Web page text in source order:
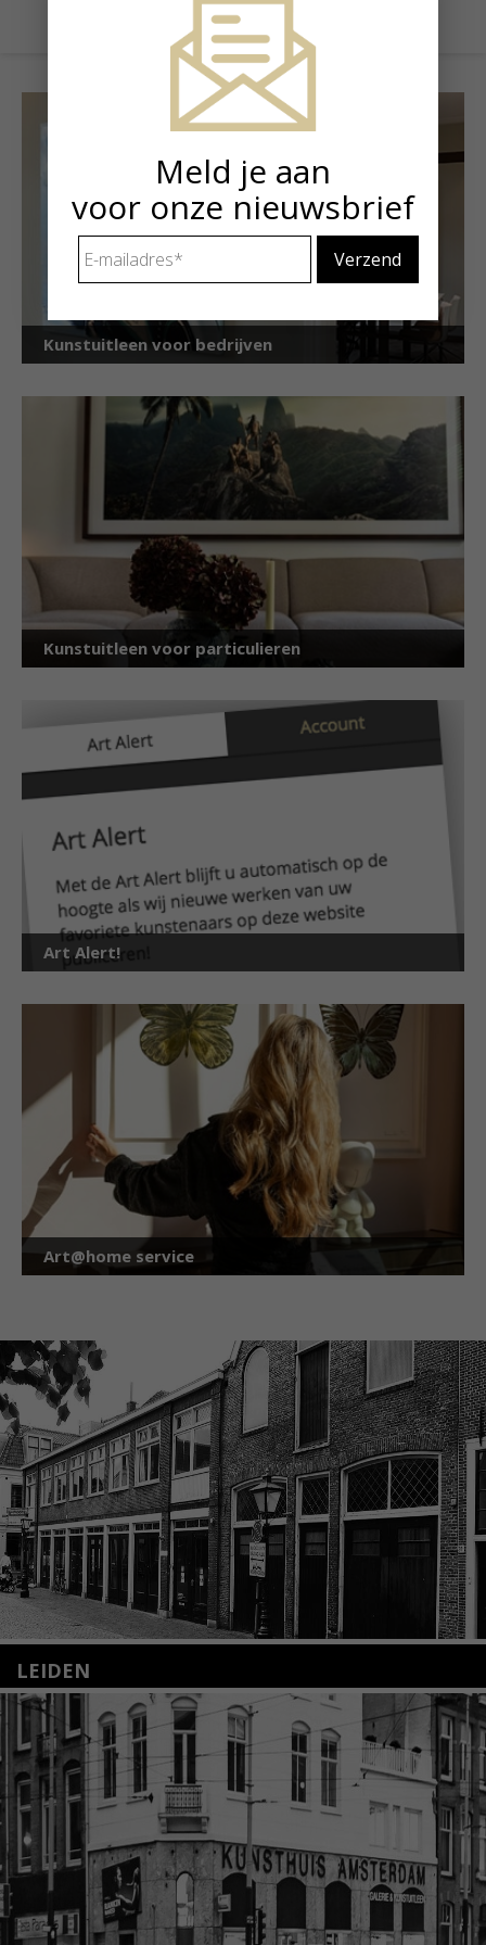
Kunstuitleen voor bedrijven
Kunstuitleen voor particulieren
Art Alert!
Art@home service
LEIDEN
Nieuwstraat 35
2312 KA Leiden
+31(0)71 – 52 84 480
info@kunsthuisleiden.nl
Lees meer
Meld je aan
voor onze nieuwsbrief
mailadres *